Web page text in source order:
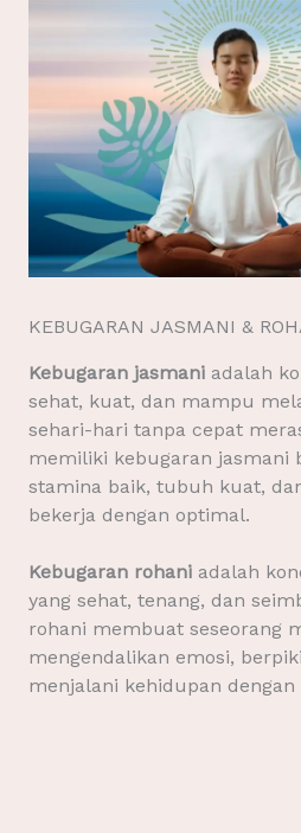
KEBUGARAN JASMANI &
Kebugaran jasmani adalah
sehat, kuat, dan mampu
sehari-hari tanpa cepat
memiliki kebugaran jasmani
stamina baik, tubuh kuat,
bekerja dengan optimal.
Kebugaran rohani adalah
yang sehat, tenang, dan
rohani membuat seseorang
mengendalikan emosi,
menjalani kehidupan